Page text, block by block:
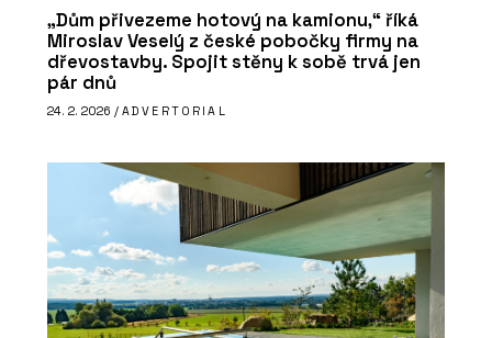
„Dům přivezeme hotový na kamionu,“ říká
Miroslav Veselý z české pobočky firmy na
dřevostavby. Spojit stěny k sobě trvá jen
pár dnů
24. 2. 2026 / ADVERTORIAL